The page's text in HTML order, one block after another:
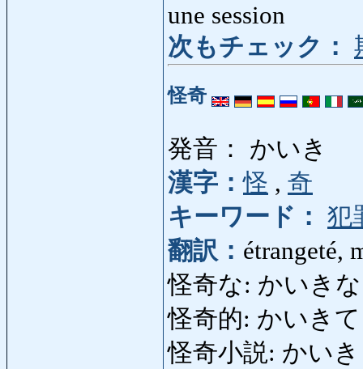
une session
次もチェック：
怪奇
発音： かいき
漢字：怪 , 奇
キーワード： 犯
翻訳： étrangeté,
怪奇な: かいきな
怪奇的: かいき
怪奇小説: かい